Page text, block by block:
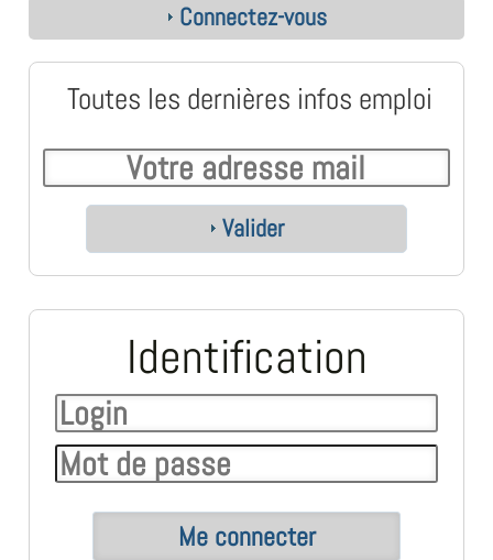
Connectez-vous
Toutes les dernières infos emploi
Valider
Identification